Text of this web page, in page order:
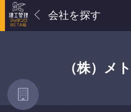
会社を探す
（株）メ